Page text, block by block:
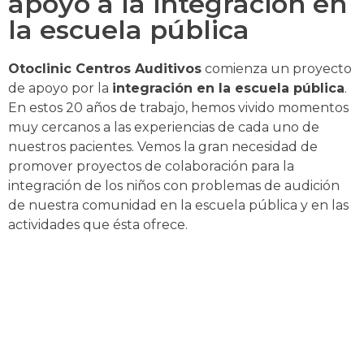
la escuela pública
Otoclinic Centros Auditivos comienza un proyecto
de apoyo por la integración en la escuela pública.
En estos 20 años de trabajo, hemos vivido momentos
muy cercanos a las experiencias de cada uno de
nuestros pacientes. Vemos la gran necesidad de
promover proyectos de colaboración para la
integración de los niños con problemas de audición
de nuestra comunidad en la escuela pública y en las
actividades que ésta ofrece.